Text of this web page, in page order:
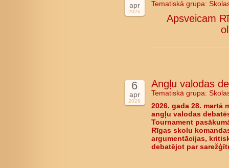
apr
2026
Tematiskā grupa:
Apsveicam
6
apr
2026
Angļu valodas
Tematiskā grupa:
2026. gada 28. martā
angļu valodas
Tournament
Rīgas skolu
argumentācijas,
debatējot par